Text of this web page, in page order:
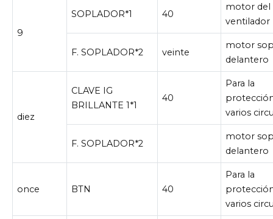
9
SOPLADOR*1 40
motor del
ventilador
F. SOPLADOR*2 veinte
motor
delantero
diez
CLAVE IG
BRILLANTE 1*1
40
Para la
varios
F. SOPLADOR*2
motor
delantero
once BTN 40
Para la
varios